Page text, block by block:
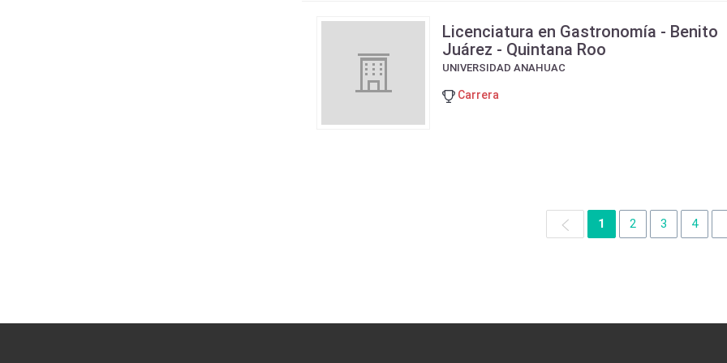
Licenciatura en Gastronomía - Benito
Juárez - Quintana Roo
UNIVERSIDAD ANAHUAC
Carrera
1 2 3 4